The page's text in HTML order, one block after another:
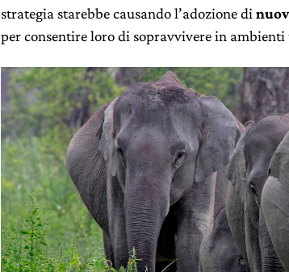
strategia starebbe causando l’adozione di
per consentire loro di sopravvivere in